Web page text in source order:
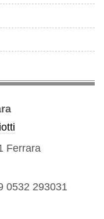
Ferrara
0532 293031